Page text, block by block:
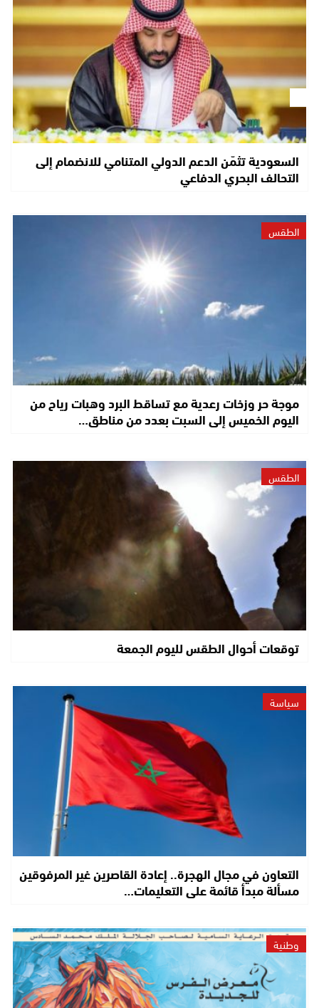
السعودية تثمّن الدعم الدولي المتنامي للانضمام إلى
التحالف البحري الدفاعي
الطقس
موجة حر وزخات رعدية مع تساقط البرد وهبات رياح من
اليوم الخميس إلى السبت بعدد من مناطق…
الطقس
توقعات أحوال الطقس لليوم الجمعة
سياسة
التعاون في مجال الهجرة.. إعادة القاصرين غير المرفوقين
مسألة مبدأ قائمة على التعليمات…
وطنية